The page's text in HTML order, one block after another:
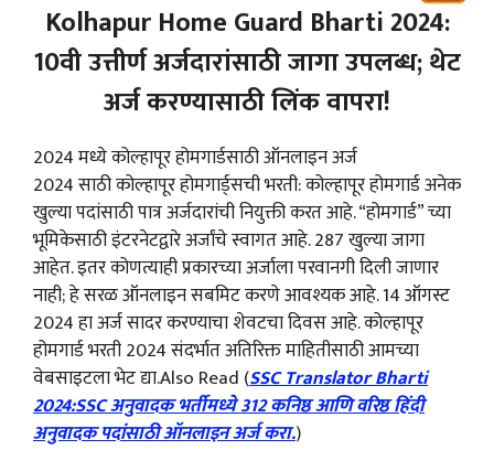
Kolhapur Home Guard Bharti 2024:
10वी उत्तीर्ण अर्जदारांसाठी जागा उपलब्ध; थेट
अर्ज करण्यासाठी लिंक वापरा!
2024 मध्ये कोल्हापूर होमगार्डसाठी ऑनलाइन अर्ज
2024 साठी कोल्हापूर होमगार्ड्सची भरती: कोल्हापूर होमगार्ड अनेक
खुल्या पदांसाठी पात्र अर्जदारांची नियुक्ती करत आहे. “होमगार्ड” च्या
भूमिकेसाठी इंटरनेटद्वारे अर्जांचे स्वागत आहे. 287 खुल्या जागा
आहेत. इतर कोणत्याही प्रकारच्या अर्जाला परवानगी दिली जाणार
नाही; हे सरळ ऑनलाइन सबमिट करणे आवश्यक आहे. 14 ऑगस्ट
2024 हा अर्ज सादर करण्याचा शेवटचा दिवस आहे. कोल्हापूर
होमगार्ड भरती 2024 संदर्भात अतिरिक्त माहितीसाठी आमच्या
वेबसाइटला भेट द्या.Also Read (SSC Translator Bharti
2024:SSC अनुवादक भर्तीमध्ये 312 कनिष्ठ आणि वरिष्ठ हिंदी
अनुवादक पदांसाठी ऑनलाइन अर्ज करा.)